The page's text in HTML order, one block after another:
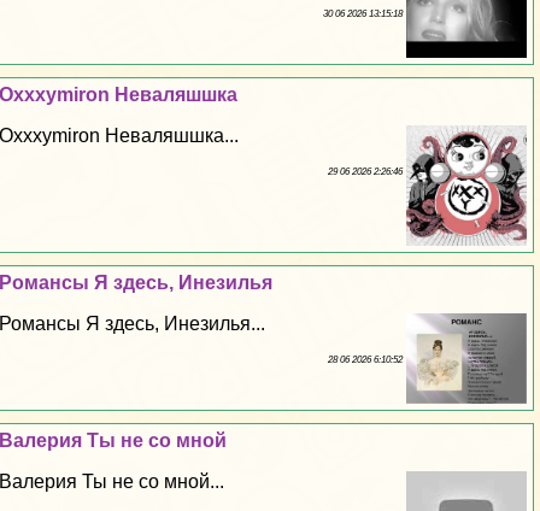
30 06 2026 13:15:18
Oxxxymiron Неваляшшка
Oxxxymiron Неваляшшка...
29 06 2026 2:26:46
Романсы Я здесь, Инезилья
Романсы Я здесь, Инезилья...
28 06 2026 6:10:52
Валерия Ты не со мной
Валерия Ты не со мной...